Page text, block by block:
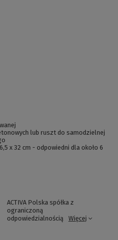
lub ruszt do samodzielnej
x 32 cm - odpowiedni dla około 6
ACTIVA Polska spółka z
ograniczoną
odpowiedzialnością
Więcej